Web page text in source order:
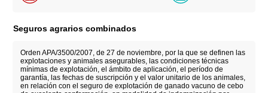
Seguros agrarios combinados
Orden APA/3500/2007, de 27 de noviembre, por la que se definen las
explotaciones y animales asegurables, las condiciones técnicas
mínimas de explotación, el ámbito de aplicación, el período de
garantía, las fechas de suscripción y el valor unitario de los animales,
en relación con el seguro de explotación de ganado vacuno de cebo